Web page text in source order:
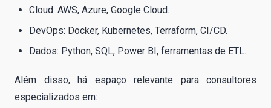
Cloud: AWS, Azure, Google Cloud.
DevOps: Docker, Kubernetes, Terraform, CI/CD.
Dados: Python, SQL, Power BI, ferramentas de ETL.
Além disso, há espaço relevante para consultores
especializados em: